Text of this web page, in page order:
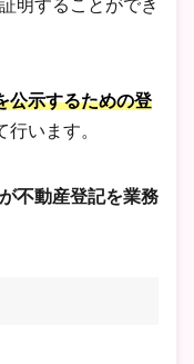
明することができ
公示するための登
行います。
不動産登記を業務